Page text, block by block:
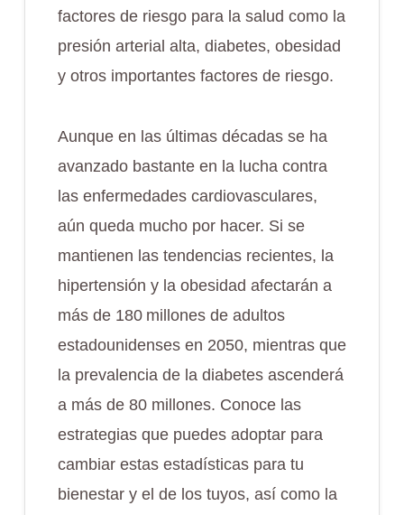
factores de riesgo para la salud como la
presión arterial alta, diabetes, obesidad
y otros importantes factores de riesgo.
Aunque en las últimas décadas se ha
avanzado bastante en la lucha contra
las enfermedades cardiovasculares,
aún queda mucho por hacer. Si se
mantienen las tendencias recientes, la
hipertensión y la obesidad afectarán a
más de 180 millones de adultos
estadounidenses en 2050, mientras que
la prevalencia de la diabetes ascenderá
a más de 80 millones. Conoce las
estrategias que puedes adoptar para
cambiar estas estadísticas para tu
bienestar y el de los tuyos, así como la